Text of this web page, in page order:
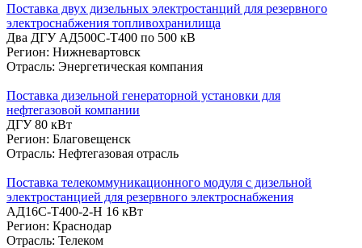
Поставка двух дизельных электростанций для резервного
электроснабжения топливохранилища
Два ДГУ АД500С-Т400 по 500 кВ
Регион: Нижневартовск
Отрасль: Энергетическая компания
Поставка дизельной генераторной установки для
нефтегазовой компании
ДГУ 80 кВт
Регион: Благовещенск
Отрасль: Нефтегазовая отрасль
Поставка телекоммуникационного модуля с дизельной
электростанцией для резервного электроснабжения
АД16С-Т400-2-Н 16 кВт
Регион: Краснодар
Отрасль: Телеком